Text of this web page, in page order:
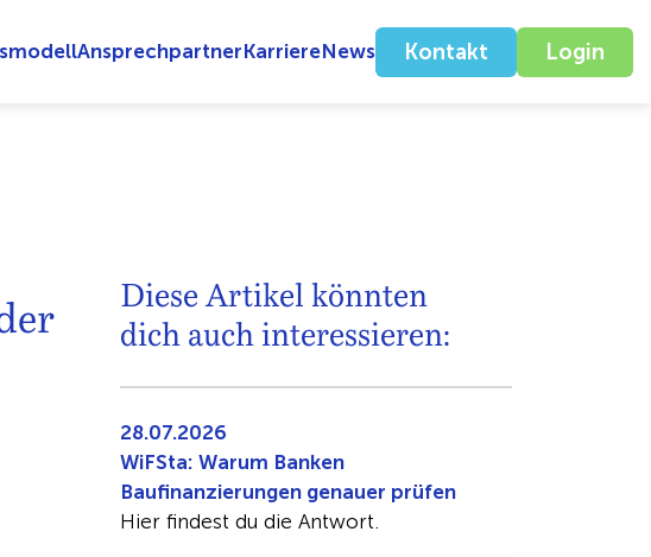
AnsprechpartnerKarriereNews Kontakt Login
Diese Artikel könnten
dich auch interessieren:
28.07.2026
WiFSta: Warum Banken
Baufinanzierungen genauer prüfen
Hier findest du die Antwort.